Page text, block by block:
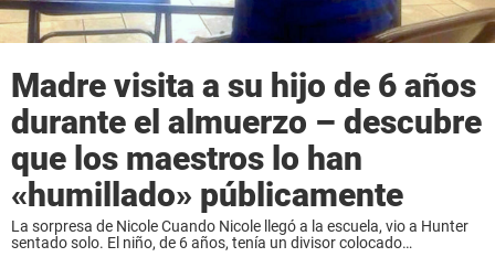
Madre visita a su hijo de 6 años
durante el almuerzo – descubre
que los maestros lo han
«humillado» públicamente
La sorpresa de Nicole Cuando Nicole llegó a la escuela, vio a Hunter
sentado solo. El niño, de 6 años, tenía un divisor colocado